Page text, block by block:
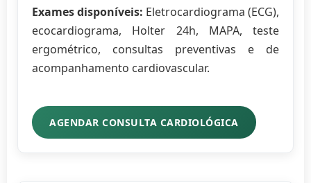
Exames disponíveis: Eletrocardiograma (ECG),
ecocardiograma, Holter 24h, MAPA, teste
ergométrico, consultas preventivas e de
acompanhamento cardiovascular.
AGENDAR CONSULTA CARDIOLÓGICA